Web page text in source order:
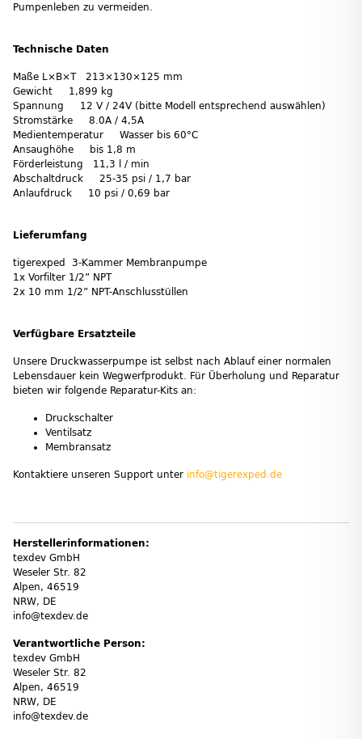
Pumpenleben zu vermeiden.
Technische Daten
Maße L×B×T 213×130×125 mm
Gewicht 1,899 kg
Spannung 12 V / 24V (bitte Modell entsprechend auswählen)
Stromstärke 8.0A / 4,5A
Medientemperatur Wasser bis 60°C
Ansaughöhe bis 1,8 m
Förderleistung 11,3 l / min
Abschaltdruck 25-35 psi / 1,7 bar
Anlaufdruck 10 psi / 0,69 bar
Lieferumfang
tigerexped 3-Kammer Membranpumpe
1x Vorfilter 1/2” NPT
2x 10 mm 1/2” NPT-Anschlusstüllen
Verfügbare Ersatzteile
Unsere Druckwasserpumpe ist selbst nach Ablauf einer normalen
Lebensdauer kein Wegwerfprodukt. Für Überholung und Reparatur
bieten wir folgende Reparatur-Kits an:
Druckschalter
Ventilsatz
Membransatz
Kontaktiere unseren Support unter info@tigerexped.de
Herstellerinformationen:
texdev GmbH
Weseler Str. 82
Alpen, 46519
NRW, DE
info@texdev.de
Verantwortliche Person:
texdev GmbH
Weseler Str. 82
Alpen, 46519
NRW, DE
info@texdev.de